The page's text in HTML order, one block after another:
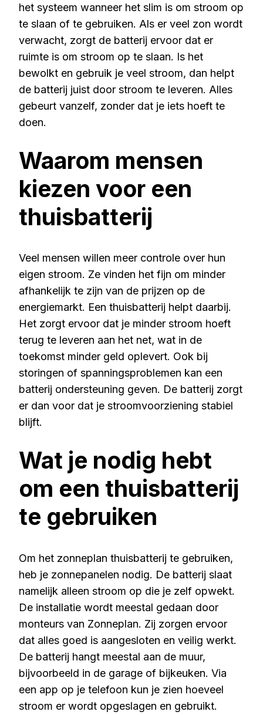
het systeem wanneer het slim is om stroom op
te slaan of te gebruiken. Als er veel zon wordt
verwacht, zorgt de batterij ervoor dat er
ruimte is om stroom op te slaan. Is het
bewolkt en gebruik je veel stroom, dan helpt
de batterij juist door stroom te leveren. Alles
gebeurt vanzelf, zonder dat je iets hoeft te
doen.
Waarom mensen
kiezen voor een
thuisbatterij
Veel mensen willen meer controle over hun
eigen stroom. Ze vinden het fijn om minder
afhankelijk te zijn van de prijzen op de
energiemarkt. Een thuisbatterij helpt daarbij.
Het zorgt ervoor dat je minder stroom hoeft
terug te leveren aan het net, wat in de
toekomst minder geld oplevert. Ook bij
storingen of spanningsproblemen kan een
batterij ondersteuning geven. De batterij zorgt
er dan voor dat je stroomvoorziening stabiel
blijft.
Wat je nodig hebt
om een thuisbatterij
te gebruiken
Om het zonneplan thuisbatterij te gebruiken,
heb je zonnepanelen nodig. De batterij slaat
namelijk alleen stroom op die je zelf opwekt.
De installatie wordt meestal gedaan door
monteurs van Zonneplan. Zij zorgen ervoor
dat alles goed is aangesloten en veilig werkt.
De batterij hangt meestal aan de muur,
bijvoorbeeld in de garage of bijkeuken. Via
een app op je telefoon kun je zien hoeveel
stroom er wordt opgeslagen en gebruikt.